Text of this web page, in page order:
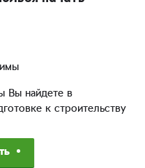
Вы найдете в
к строительству